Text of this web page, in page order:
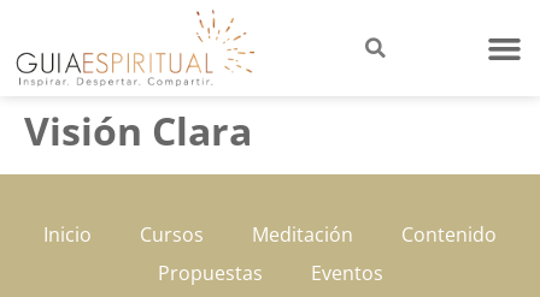
Visión Clara
Inicio Cursos Meditación
Contenido
Propuestas
Eventos